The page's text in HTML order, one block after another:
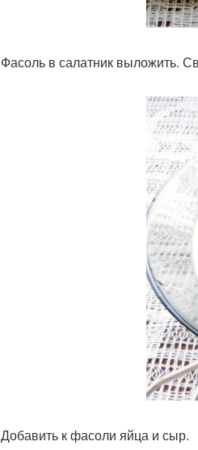
Фасоль в салатник выложить.
Добавить к фасоли яйца и сыр.